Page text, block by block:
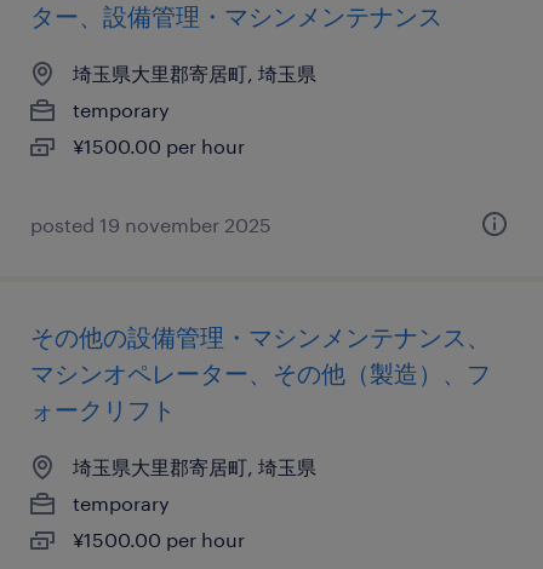
ター、設備管理・マシンメンテナンス
埼玉県大里郡寄居町, 埼玉県
temporary
¥1500.00 per hour
posted 19 november 2025
その他の設備管理・マシンメンテナンス、
マシンオペレーター、その他（製造）、フ
ォークリフト
埼玉県大里郡寄居町, 埼玉県
temporary
¥1500.00 per hour